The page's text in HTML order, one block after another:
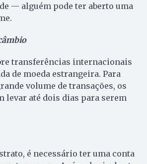
— alguém pode ter aberto uma
transferências internacionais
de moeda estrangeira. Para
volume de transações, os
levar até dois dias para serem
é necessário ter uma conta